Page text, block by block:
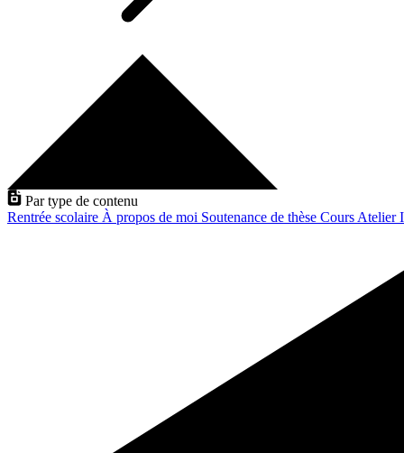
Par type de contenu
Rentrée scolaire À propos de moi Soutenance de thèse Cours Atelier